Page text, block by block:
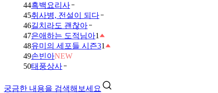
44흑백요리사
45취사병, 전설이 되다
46길치라도 괜찮아
47은애하는 도적님아1
48유미의 세포들 시즌31
49손빈아NEW
50태풍상사
궁금한 내용을 검색해보세요